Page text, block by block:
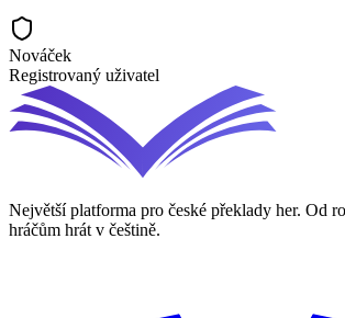
Nováček
Registrovaný uživatel
Největší platforma pro české překlady her. Od
hráčům hrát v češtině.